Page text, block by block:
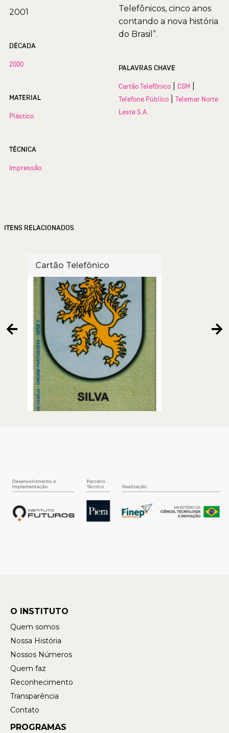
2001
DÉCADA
2000
MATERIAL
Plástico
TÉCNICA
Impressão
Telefônicos, cinco anos
contando a nova história
do Brasil”.
PALAVRAS CHAVE
Cartão Telefônico CSM
Telefone Público
Telemar Norte
Leste S.A.
ITENS RELACIONADOS
Cartão Telefônico
O INSTITUTO
Quem somos
Nossa História
Nossos Números
Quem faz
Reconhecimento
Transparência
Contato
PROGRAMAS